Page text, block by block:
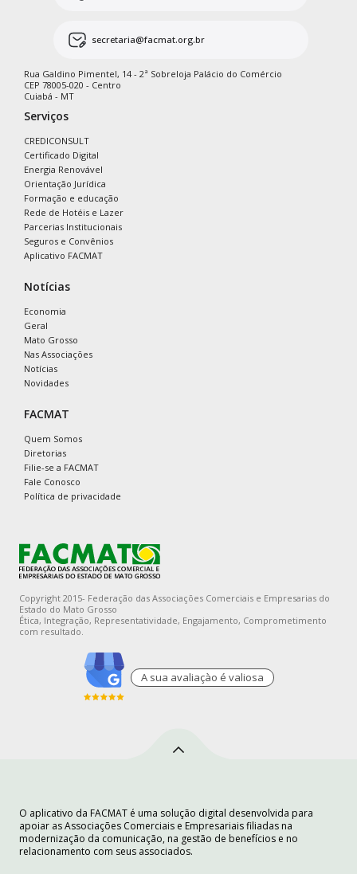
secretaria@facmat.org.br
Rua Galdino Pimentel, 14 - 2ª Sobreloja Palácio do Comércio
CEP 78005-020 - Centro
Cuiabá - MT
Serviços
CREDICONSULT
Certificado Digital
Energia Renovável
Orientação Jurídica
Formação e educação
Rede de Hotéis e Lazer
Parcerias Institucionais
Seguros e Convênios
Aplicativo FACMAT
Notícias
Economia
Geral
Mato Grosso
Nas Associações
Notícias
Novidades
FACMAT
Quem Somos
Diretorias
Filie-se a FACMAT
Fale Conosco
Política de privacidade
Copyright 2015- Federação das Associações Comerciais e Empresarias do
Estado do Mato Grosso
Ética, Integração, Representatividade, Engajamento, Comprometimento
com resultado.
A sua avaliaçào é valiosa
O aplicativo da FACMAT é uma solução digital desenvolvida para
apoiar as Associações Comerciais e Empresariais filiadas na
modernização da comunicação, na gestão de benefícios e no
relacionamento com seus associados.